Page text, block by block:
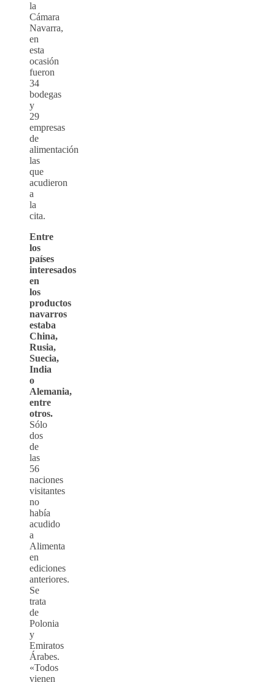
la
Cámara
Navarra,
en
esta
ocasión
fueron
34
bodegas
y
29
empresas
de
alimentación
las
que
acudieron
a
la
cita.
Entre
los
países
interesados
en
los
productos
navarros
estaba
China,
Rusia,
Suecia,
India
o
Alemania,
entre
otros.
Sólo
dos
de
las
56
naciones
visitantes
no
había
acudido
a
Alimenta
en
ediciones
anteriores.
Se
trata
de
Polonia
y
Emiratos
Árabes.
«Todos
vienen